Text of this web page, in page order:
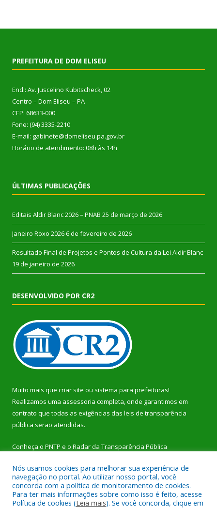
PREFEITURA DE DOM ELISEU
End.: Av. Juscelino Kubitscheck, 02
Centro – Dom Eliseu – PA
CEP: 68633-000
Fone: (94) 3335-2210
E-mail: gabinete@domeliseu.pa.gov.br
Horário de atendimento: 08h às 14h
ÚLTIMAS PUBLICAÇÕES
Editais Aldir Blanc 2026 – PNAB 25 de março de 2026
Janeiro Roxo 2026 6 de fevereiro de 2026
Resultado Final de Projetos e Pontos de Cultura da Lei Aldir Blanc
19 de janeiro de 2026
DESENVOLVIDO POR CR2
Muito mais que criar site ou sistema para prefeituras!
Realizamos uma assessoria completa, onde garantimos em
contrato que todas as exigências das leis de transparência
pública serão atendidas.
Conheça o PNTP e o Radar da Transparência Pública
Todos os direitos reservados a Prefeitura Municipal de Dom
Nós usamos cookies para melhorar sua experiência de
navegação no portal. Ao utilizar nosso portal, você
concorda com a política de monitoramento de cookies.
Para ter mais informações sobre como isso é feito, acesse
Política de cookies (Leia mais). Se você concorda, clique em